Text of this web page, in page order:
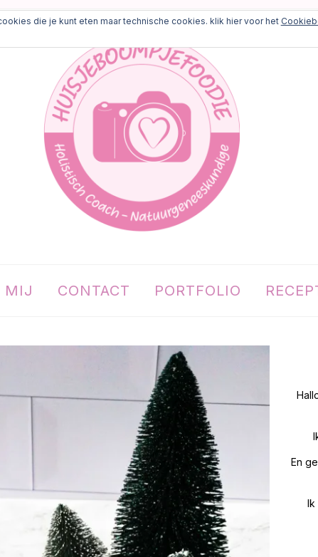
MIJ CONTACT PORTFOLIO
En
Ik
die je kunt eten maar technische cookies. klik hier voor het